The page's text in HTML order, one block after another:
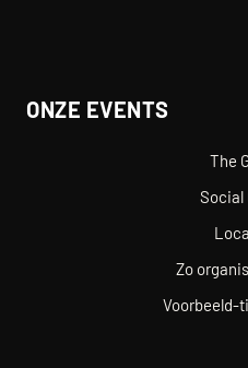
ONZE EVENTS
The
Social
Zo
Voorbeeld-